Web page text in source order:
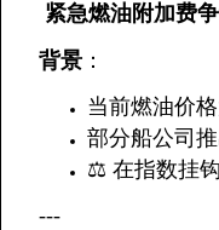
紧急燃油附加费
背景 ：
当前燃油价
部分船公司
⚖️ 在指数挂
---